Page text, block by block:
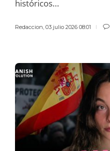
históricos…
Redaccion 03 julio 2026 08:01